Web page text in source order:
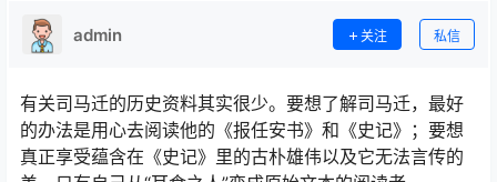
admin 关注 私信
有关司马迁的历史资料其实很少。要想了解司马迁，最好
的办法是用心去阅读他的《报任安书》和《史记》；要想
真正享受蕴含在《史记》里的古朴雄伟以及它无法言传的